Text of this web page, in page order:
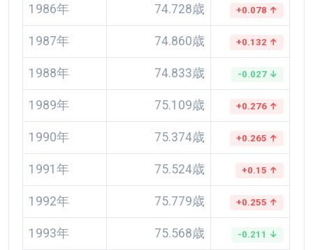
1986年 74.728歳 +0.078 ↑
1987年 74.860歳 +0.132 ↑
1988年 74.833歳 -0.027 ↓
1989年 75.109歳 +0.276 ↑
1990年 75.374歳 +0.265 ↑
1991年 75.524歳 +0.15 ↑
1992年 75.779歳 +0.255 ↑
1993年 75.568歳 -0.211 ↓